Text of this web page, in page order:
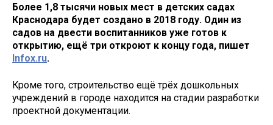
Более 1,8 тысячи новых мест в детских садах
Краснодара будет создано в 2018 году. Один из
садов на двести воспитанников уже готов к
открытию, ещё три откроют к концу года, пишет
Infox.ru.
Кроме того, строительство ещё трёх дошкольных
учреждений в городе находится на стадии разработки
проектной документации.